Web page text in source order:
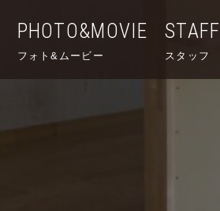
PHOTO&MOVIE
フォト&ムービー
STAFF
スタッフ